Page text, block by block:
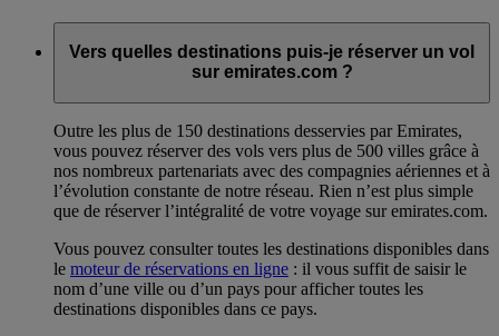
Vers quelles destinations puis-je réserver un vol
sur emirates.com ?
Outre les plus de 150 destinations desservies par Emirates,
vous pouvez réserver des vols vers plus de 500 villes grâce à
nos nombreux partenariats avec des compagnies aériennes et à
l’évolution constante de notre réseau. Rien n’est plus simple
que de réserver l’intégralité de votre voyage sur emirates.com.
Vous pouvez consulter toutes les destinations disponibles dans
le moteur de réservations en ligne : il vous suffit de saisir le
nom d’une ville ou d’un pays pour afficher toutes les
destinations disponibles dans ce pays.